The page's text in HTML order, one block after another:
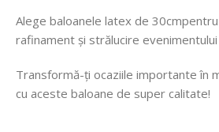
Alege baloanele latex de
rafinament și strălucire
Transformă-ți ocaziile importante în
cu aceste baloane de super calitate!